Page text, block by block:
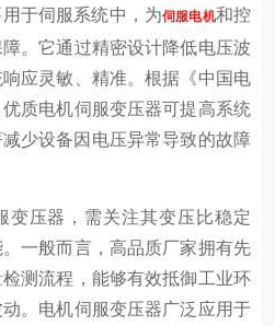
于伺服系统中，为伺服电机和控
。它通过精密设计降低电压波
应灵敏、精准。根据《中国电
质电机伺服变压器可提高系统
少设备因电压异常导致的故障
变压器，需关注其变压比稳定
一般而言，高品质厂家拥有先
测流程，能够有效抵御工业环
。电机伺服变压器广泛应用于